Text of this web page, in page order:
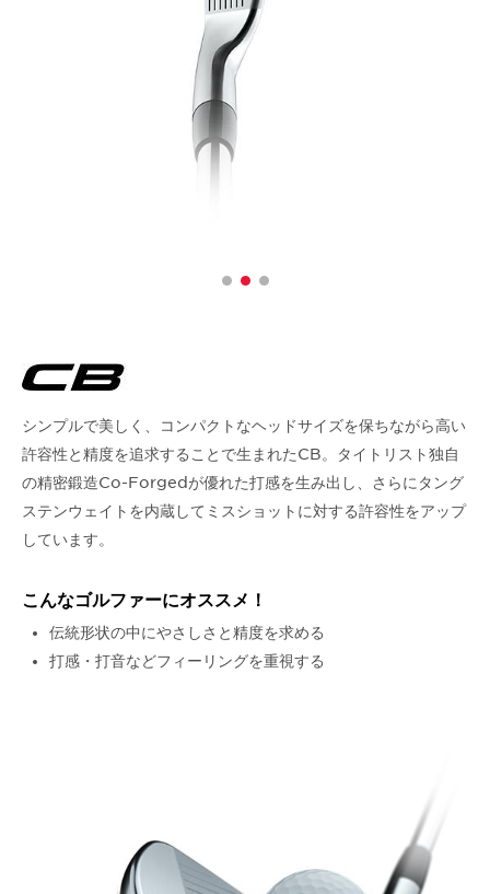
シンプルで美しく、コンパクトなヘッドサイズを保ちながら高い
許容性と精度を追求することで生まれたCB。タイトリスト独自
の精密鍛造Co-Forgedが優れた打感を生み出し、さらにタング
ステンウェイトを内蔵してミスショットに対する許容性をアップ
しています。
こんなゴルファーにオススメ！
伝統形状の中にやさしさと精度を求める
打感・打音などフィーリングを重視する